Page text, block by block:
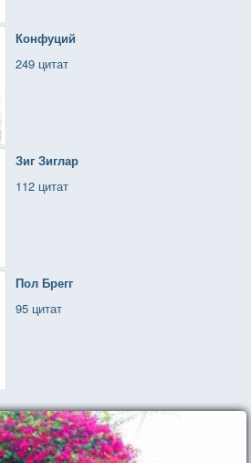
Конфуций
249 цитат
Зиг Зиглар
112 цитат
Пол Брегг
95 цитат